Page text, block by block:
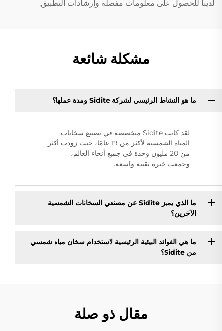
لدينا للحصول على معلومات مفصلة وإرشادات التطبيق.
مشكلة شائعة
ما هو النشاط الرئيسي لشركة Sidite ومدة عملها؟
لقد كانت Sidite متخصصة في تصنيع سخانات
المياه الشمسية لأكثر من 19 عامًا، حيث زودت أكثر
من 20 مليون وحدة في جميع أنحاء العالم،
وجمعت خبرة تقنية واسعة.
ما الذي يميز Sidite عن مصنعي السخانات الشمسية
الآخرين؟
ما هي الفوائد البيئية الرئيسية لاستخدام سخان مياه شمسي
من Sidite؟
مقال ذو صلة